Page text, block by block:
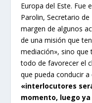
Europa del Este. Fue
Parolin, Secretario
margen de algunos
de una misión que
mediación», sino
todo de favorecer el
que pueda conducir a
«interlocutores
momento, luego